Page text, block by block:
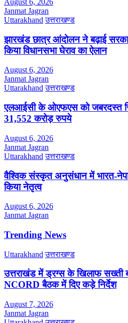
August 6, 2026
Janmat Jagran
Uttarakhand उत्तराखण्ड
झारखंड छात्र आंदोलन ने बढ़ाई
किया विधानसभा घेराव का ऐलान
August 6, 2026
Janmat Jagran
Uttarakhand उत्तराखण्ड
एलआईसी के ओएफएस को जबरदस्त
31,552 करोड़ रुपये
August 6, 2026
Janmat Jagran
Uttarakhand उत्तराखण्ड
वैश्विक संस्कृत अनुसंधान में भारत-
किया नेतृत्व
August 6, 2026
Janmat Jagran
Trending News
Uttarakhand उत्तराखण्ड
उत्तराखंड में ड्रग्स के खिलाफ सख्ती
NCORD बैठक में दिए कड़े निर्देश
August 7, 2026
Janmat Jagran